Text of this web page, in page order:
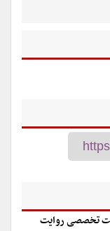
تخصصی روایت